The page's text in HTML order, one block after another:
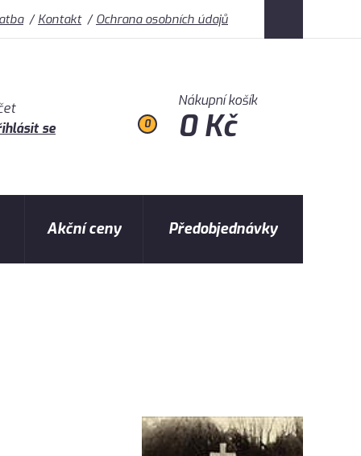
Kontakt Ochrana osobních údajů
se
0
Nákupní košík
0 Kč
Akční ceny Předobjednávky